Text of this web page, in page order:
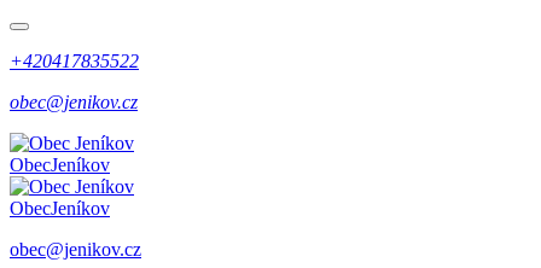
+420417835522
obec@jenikov.cz
ObecJeníkov
ObecJeníkov
obec@jenikov.cz